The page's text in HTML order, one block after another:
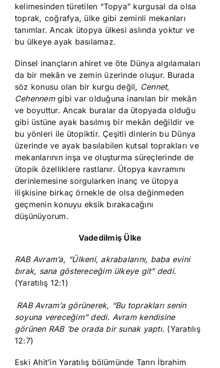
kelimesinden türetilen “Topya” kurgusal da olsa
toprak, coğrafya, ülke gibi zeminli mekanları
tanımlar. Ancak ütopya ülkesi aslında yoktur ve
bu ülkeye ayak basılamaz.
Dinsel inançların ahiret ve öte Dünya algılamaları
da bir mekân ve zemin üzerinde oluşur. Burada
söz konusu olan bir kurgu değil, Cennet,
Cehennemgibi var olduğuna inanılan bir mekân
ve boyuttur. Ancak buralar da ütopyada olduğu
gibi üstüne ayak basılmış bir mekân değildir ve
bu yönleri ile ütopiktir. Çeşitli dinlerin bu Dünya
üzerinde ve ayak basılabilen kutsal toprakları ve
mekanlarının inşa ve oluşturma süreçlerinde de
ütopik özelliklere rastlanır. Ütopya kavramını
derinlemesine sorgularken inanç ve ütopya
ilişkisine birkaç örnekle de olsa değinmeden
geçmenin konuyu eksik bırakacağını
düşünüyorum.
Vadedilmiş Ülke
RAB Avram’a, “Ülkeni, akrabalarını, baba evini
bırak, sana göstereceğim ülkeye git” dedi.
(Yaratılış 12:1)
RAB Avram’a görünerek, “Bu toprakları senin
soyuna vereceğim” dedi. Avram kendisine
görünen RAB ’be orada bir sunak yaptı. (Yaratılış
12:7)
Eski Ahit’in Yaratılış bölümünde Tanrı İbrahim